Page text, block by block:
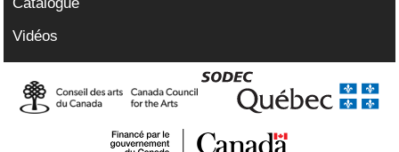
Vidéos